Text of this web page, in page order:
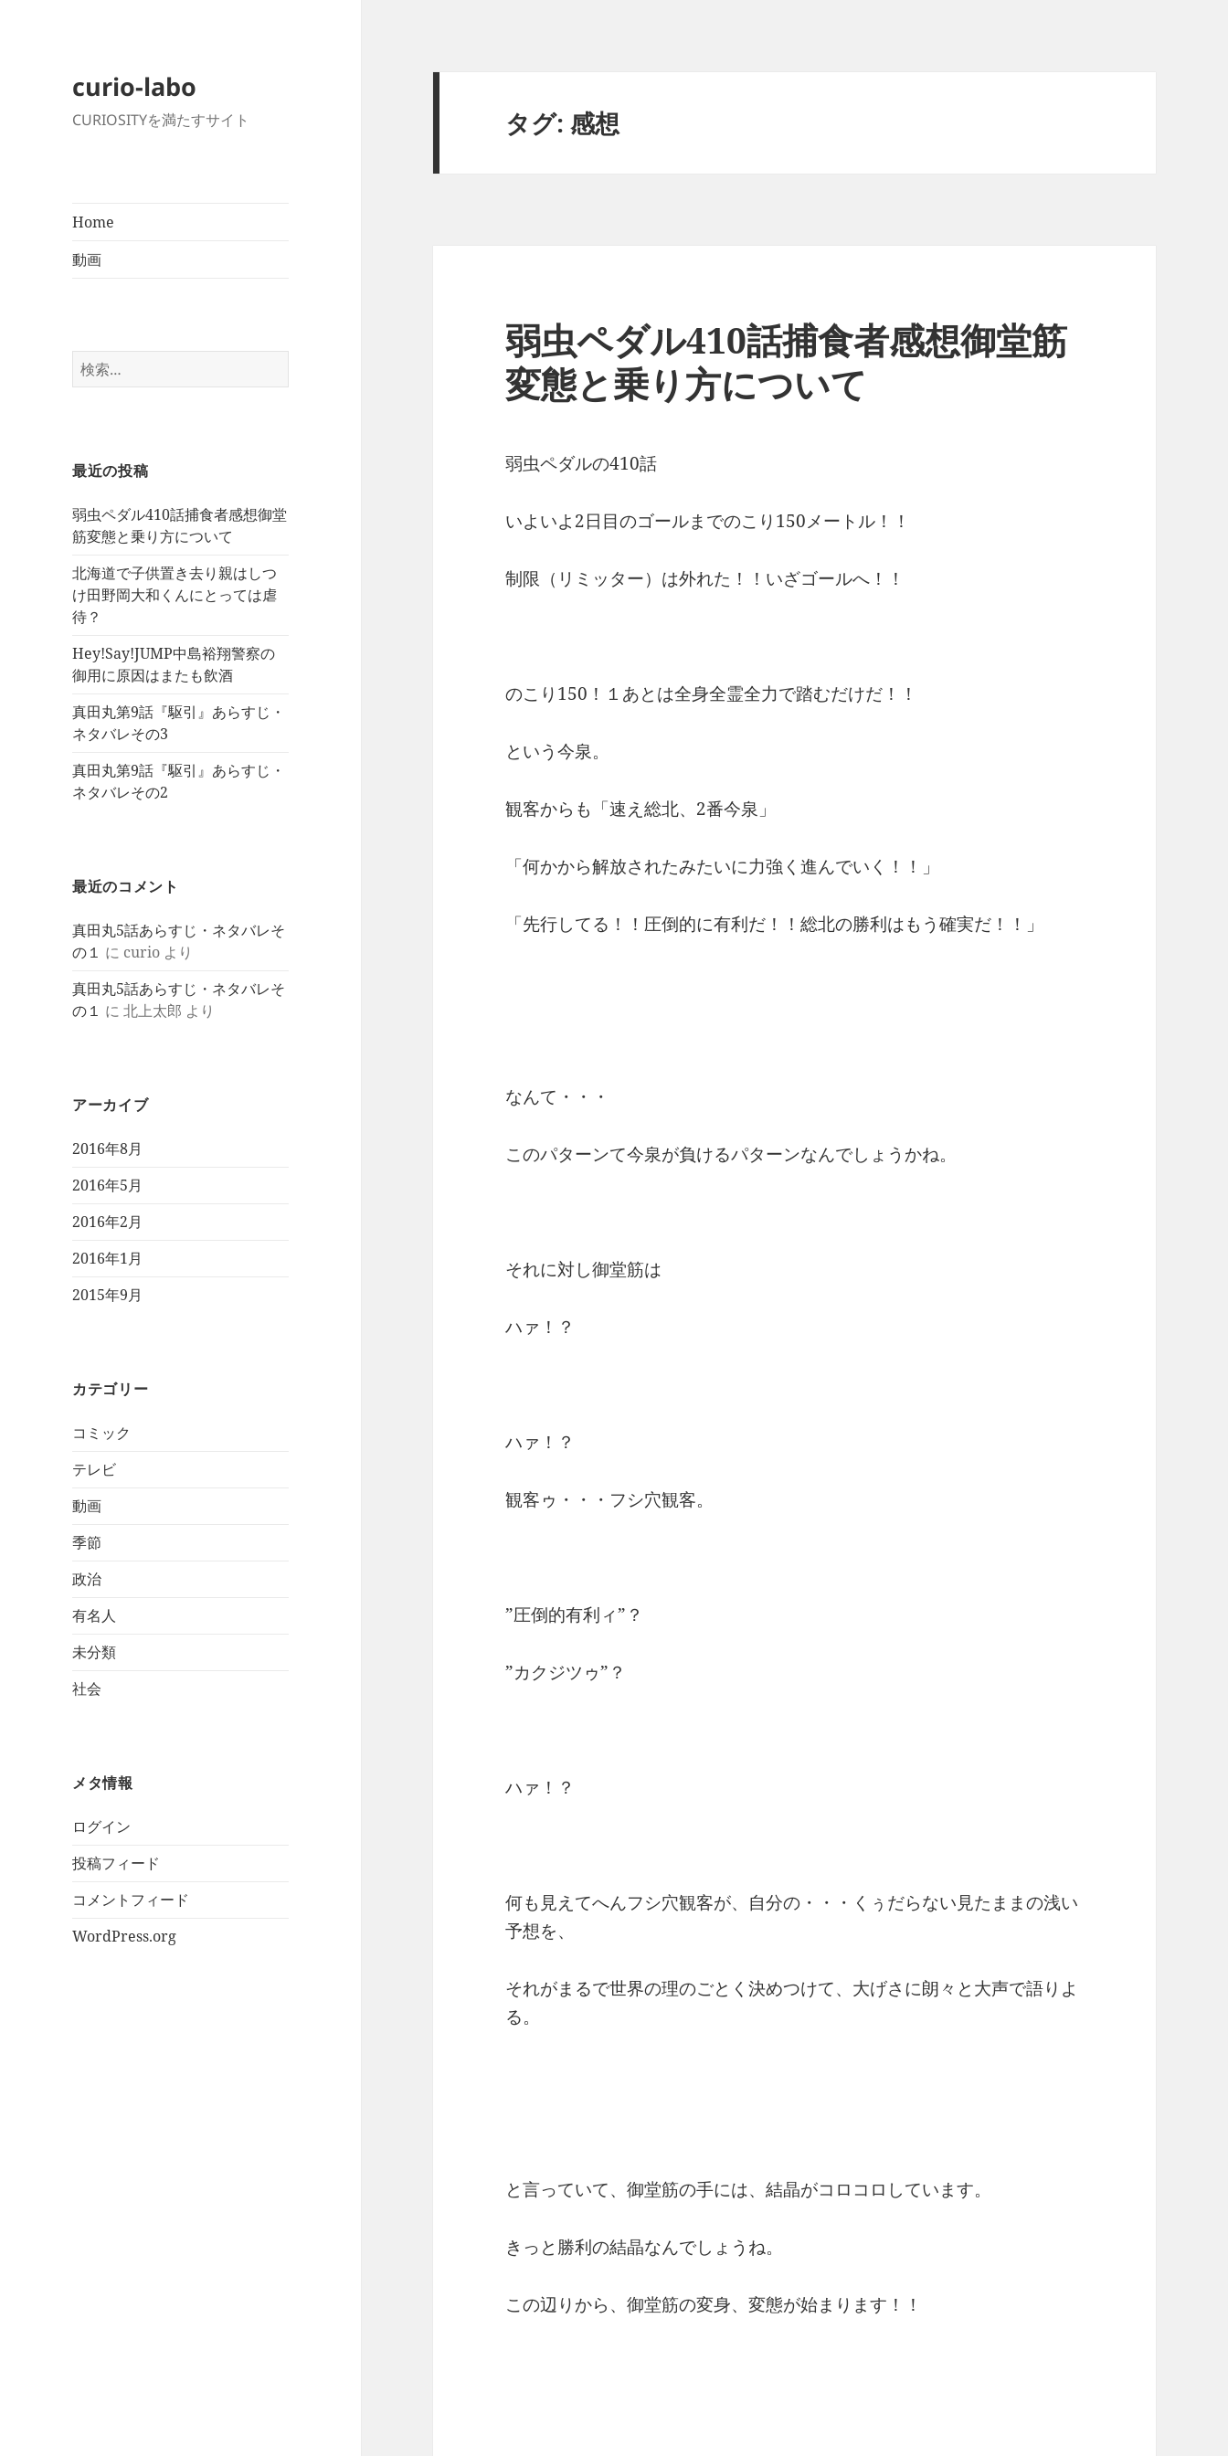
curio-labo
CURIOSITYを満たすサイト
Home
動画
検
索:
最近の投稿
弱虫ペダル410話捕食者感想御堂
筋変態と乗り方について
北海道で子供置き去り親はしつ
け田野岡大和くんにとっては虐
待？
Hey!Say!JUMP中島裕翔警察の
御用に原因はまたも飲酒
真田丸第9話『駆引』あらすじ・
ネタバレその3
真田丸第9話『駆引』あらすじ・
ネタバレその2
最近のコメント
真田丸5話あらすじ・ネタバレそ
の１ に curio より
真田丸5話あらすじ・ネタバレそ
の１ に北上太郎 より
アーカイブ
2016年8月
2016年5月
2016年2月
2016年1月
2015年9月
カテゴリー
コミック
テレビ
動画
季節
政治
有名人
未分類
社会
メタ情報
ログイン
投稿フィード
コメントフィード
WordPress.org
タグ:感想
弱虫ペダル410話捕食者感想御堂筋
変態と乗り方について
弱虫ペダルの410話
いよいよ2日目のゴールまでのこり150メートル！！
制限（リミッター）は外れた！！いざゴールへ！！
のこり150！１あとは全身全霊全力で踏むだけだ！！
という今泉。
観客からも「速え総北、2番今泉」
「何かから解放されたみたいに力強く進んでいく！！」
「先行してる！！圧倒的に有利だ！！総北の勝利はもう確実だ！！」
なんて・・・
このパターンて今泉が負けるパターンなんでしょうかね。
それに対し御堂筋は
ハァ！？
ハァ！？
観客ゥ・・・フシ穴観客。
”圧倒的有利ィ”？
”カクジツゥ”？
ハァ！？
何も見えてへんフシ穴観客が、自分の・・・くぅだらない見たままの浅い
予想を、
それがまるで世界の理のごとく決めつけて、大げさに朗々と大声で語りよ
る。
と言っていて、御堂筋の手には、結晶がコロコロしています。
きっと勝利の結晶なんでしょうね。
この辺りから、御堂筋の変身、変態が始まります！！